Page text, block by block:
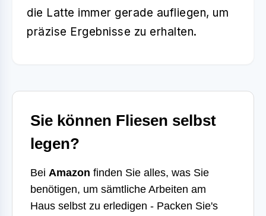
die Latte immer gerade aufliegen, um
präzise Ergebnisse zu erhalten.
Sie können Fliesen selbst
legen?
Bei Amazon finden Sie alles, was Sie
benötigen, um sämtliche Arbeiten am
Haus selbst zu erledigen - Packen Sie's